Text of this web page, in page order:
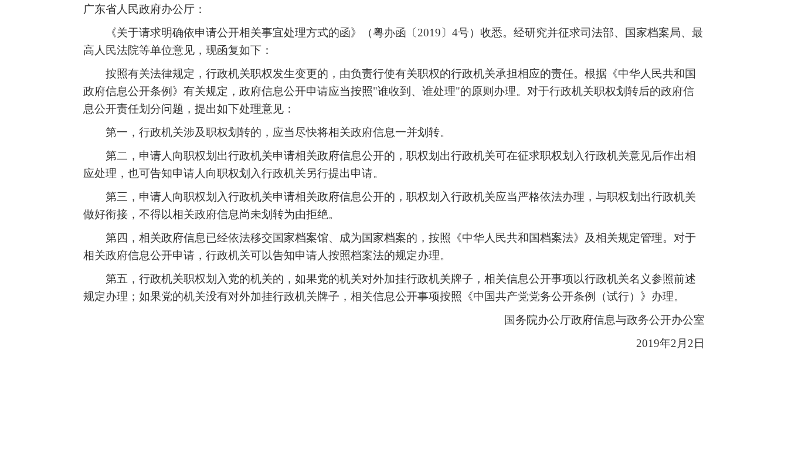
广东省人民政府办公厅：
《关于请求明确依申请公开相关事宜处理方式的函》（粤办函〔2019〕4号）收悉。经研究并征求司法部、国家档案局、最
高人民法院等单位意见，现函复如下：
按照有关法律规定，行政机关职权发生变更的，由负责行使有关职权的行政机关承担相应的责任。根据《中华人民共和国
政府信息公开条例》有关规定，政府信息公开申请应当按照"谁收到、谁处理"的原则办理。对于行政机关职权划转后的政府信
息公开责任划分问题，提出如下处理意见：
第一，行政机关涉及职权划转的，应当尽快将相关政府信息一并划转。
第二，申请人向职权划出行政机关申请相关政府信息公开的，职权划出行政机关可在征求职权划入行政机关意见后作出相
应处理，也可告知申请人向职权划入行政机关另行提出申请。
第三，申请人向职权划入行政机关申请相关政府信息公开的，职权划入行政机关应当严格依法办理，与职权划出行政机关
做好衔接，不得以相关政府信息尚未划转为由拒绝。
第四，相关政府信息已经依法移交国家档案馆、成为国家档案的，按照《中华人民共和国档案法》及相关规定管理。对于
相关政府信息公开申请，行政机关可以告知申请人按照档案法的规定办理。
第五，行政机关职权划入党的机关的，如果党的机关对外加挂行政机关牌子，相关信息公开事项以行政机关名义参照前述
规定办理；如果党的机关没有对外加挂行政机关牌子，相关信息公开事项按照《中国共产党党务公开条例（试行）》办理。
国务院办公厅政府信息与政务公开办公室
2019年2月2日